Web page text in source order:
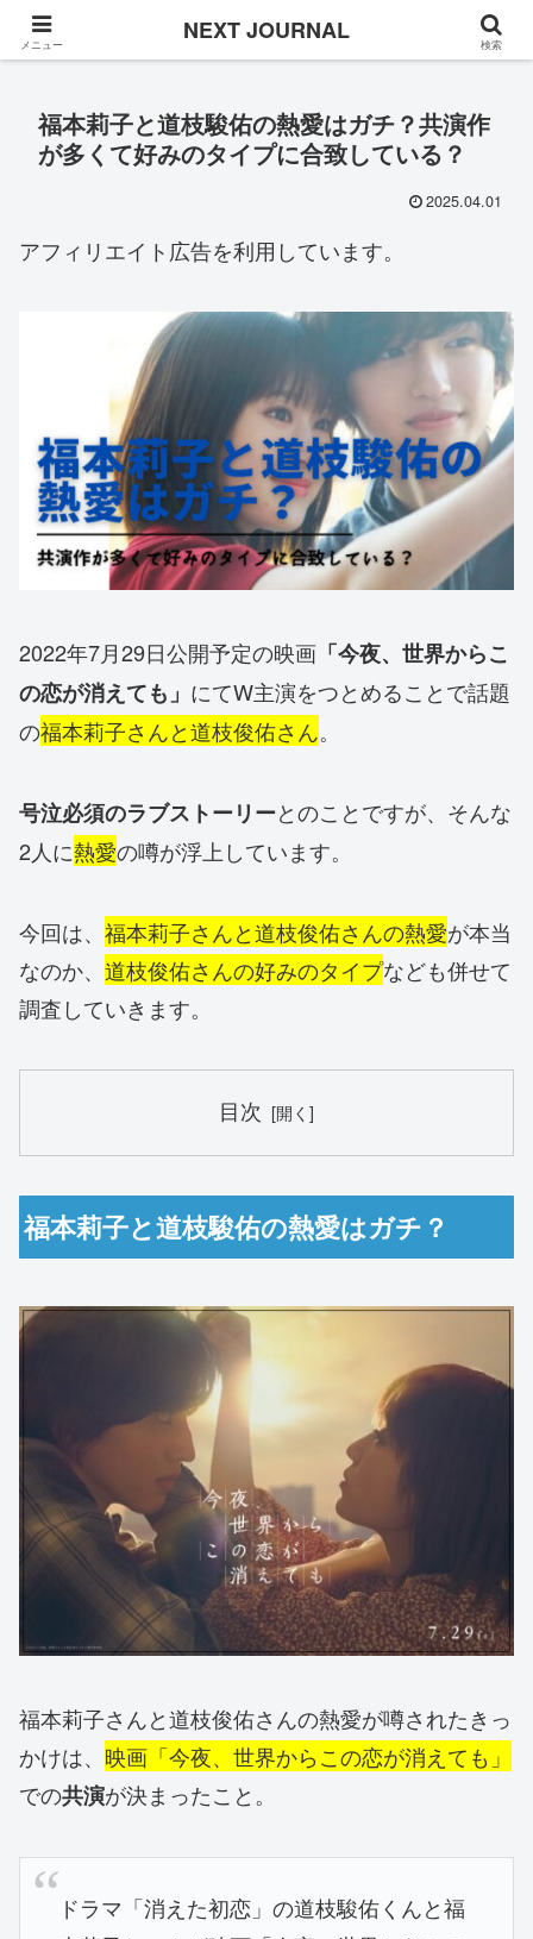
Once in a while
福本莉子と道枝駿佑の熱愛はガチ？共演作
が多くて好みのタイプに合致している？
2025.04.01
アフィリエイト広告を利用しています。
2022年7月29日公開予定の映画 「今夜、世界からこ
の恋が消えても」 にてW主演をつとめることで話題
の福本莉子さんと道枝俊佑さん。
号泣必須のラブストーリーとのことですが、そんな
2人に熱愛の噂が浮上しています。
今回は、 福本莉子さんと道枝俊佑さんの熱愛が本当
なのか、 道枝俊佑さんの好みのタイプなども併せて
調査していきます。
目次
福本莉子と道枝駿佑の熱愛はガチ？
福本莉子さんと道枝俊佑さんの熱愛が噂されたきっ
かけは、 映画「今夜、世界からこの恋が消えても」
での共演が決まったこと。
ドラマ「消えた初恋」の道枝駿佑くんと福
メニュー NEXT JOURNAL 検索